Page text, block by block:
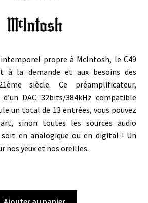
propre à McIntosh, le C49
à la demande et aux besoins des
siècle. Ce préamplificateur,
DAC 32bits/384kHz compatible
un total de 13 entrées, vous pouvez
sinon toutes les sources audio
soit en analogique ou en digital ! Un
nos yeux et nos oreilles.